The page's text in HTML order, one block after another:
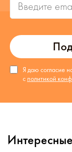
Я даю согласие
с политикой